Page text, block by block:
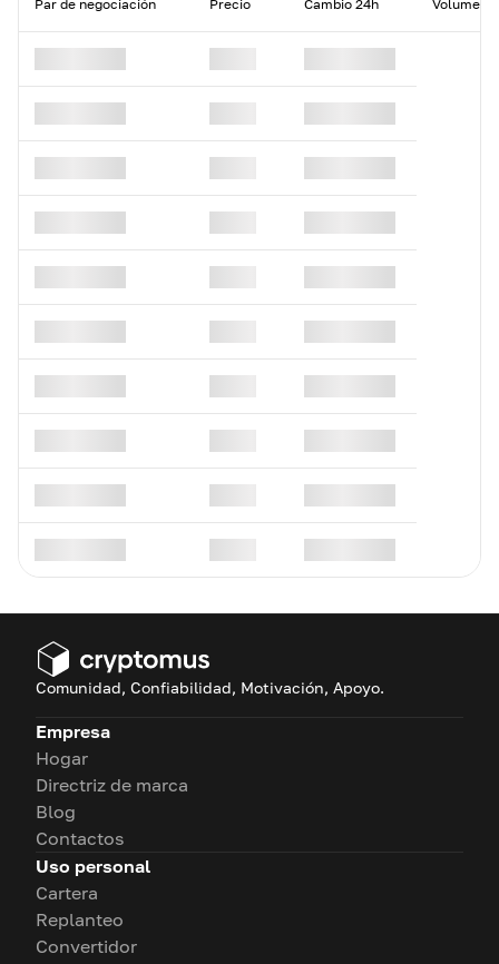
Par de negociación Precio Cambio 24h Volumen
Comunidad, Confiabilidad, Motivación, Apoyo.
Empresa
Hogar
Directriz de marca
Blog
Contactos
Uso personal
Cartera
Replanteo
Convertidor